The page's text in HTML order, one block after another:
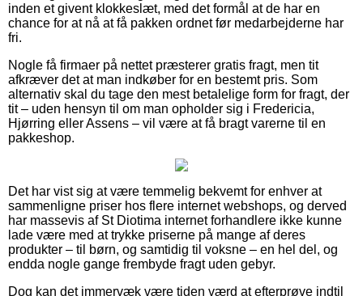
inden et givent klokkeslæt, med det formål at de har en
chance for at nå at få pakken ordnet før medarbejderne har
fri.
Nogle få firmaer på nettet præsterer gratis fragt, men tit
afkræver det at man indkøber for en bestemt pris. Som
alternativ skal du tage den mest betalelige form for fragt, der
tit – uden hensyn til om man opholder sig i Fredericia,
Hjørring eller Assens – vil være at få bragt varerne til en
pakkeshop.
Det har vist sig at være temmelig bekvemt for enhver at
sammenligne priser hos flere internet webshops, og derved
har massevis af St Diotima internet forhandlere ikke kunne
lade være med at trykke priserne på mange af deres
produkter – til børn, og samtidig til voksne – en hel del, og
endda nogle gange frembyde fragt uden gebyr.
Dog kan det immervæk være tiden værd at efterprøve indtil